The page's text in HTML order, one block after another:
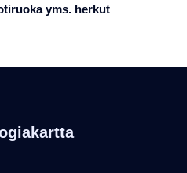
yms. herkut